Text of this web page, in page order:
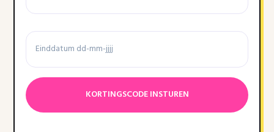
voorwaarden
Einddatum
Datumnotatie:DD
dash
MM
dash